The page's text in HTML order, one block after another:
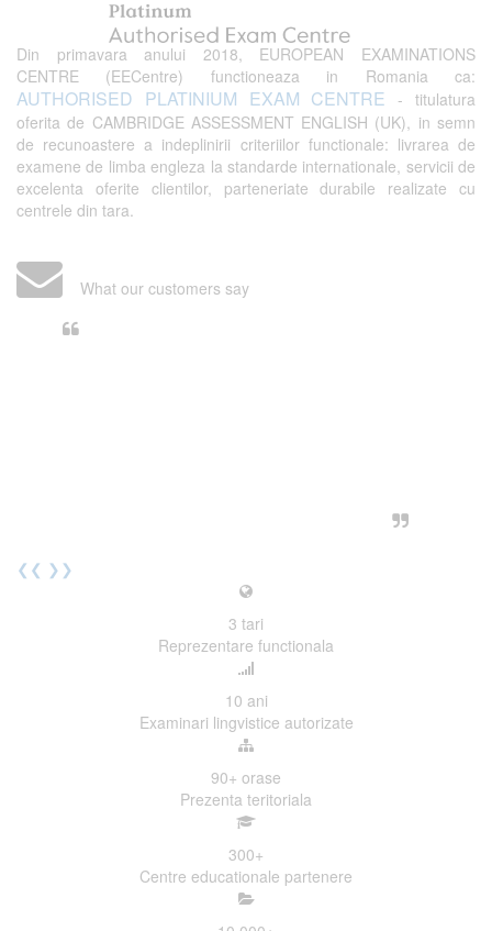
Din primavara anului 2018, EUROPEAN EXAMINATIONS
CENTRE (EECentre) functioneaza in Romania ca:
AUTHORISED PLATINIUM EXAM CENTRE - titulatura
oferita de CAMBRIDGE ASSESSMENT ENGLISH (UK), in semn
de recunoastere a indeplinirii criteriilor functionale: livrarea de
examene de limba engleza la standarde internationale, servicii de
excelenta oferite clientilor, parteneriate durabile realizate cu
centrele din tara.
What our customers say
❮❮ ❯❯
3 tari
Reprezentare functionala
10 ani
Examinari lingvistice autorizate
90+ orase
Prezenta teritoriala
300+
Centre educationale partenere